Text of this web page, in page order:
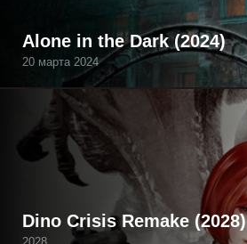
Alone in the Dark (2024)
20 марта 2024
Dino Crisis Remake (2028)